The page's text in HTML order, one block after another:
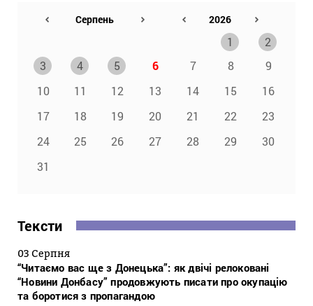
1
2
3
4 5 6 7 8
9
10
11 12 13 14 15
16
17
18 19 20 21 22
23
24
25 26 27 28 29
30
31
Тексти
03 Серпня
“Читаємо вас ще з Донецька”: як двічі релоковані
“Новини Донбасу” продовжують писати про окупацію
та боротися з пропагандою